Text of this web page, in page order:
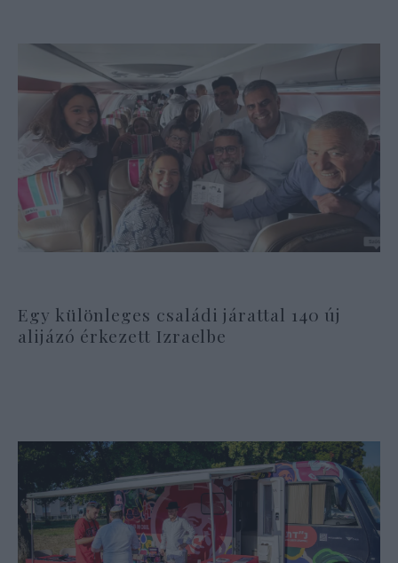
Egy különleges családi járattal 140 új
alijázó érkezett Izraelbe